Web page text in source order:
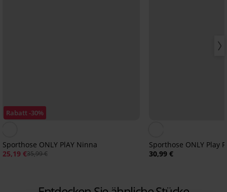
Rabatt -30%
Sporthose ONLY PlAY Ninna
25,19 €35,99 €
Sporthose ONLY Play
30,99 €